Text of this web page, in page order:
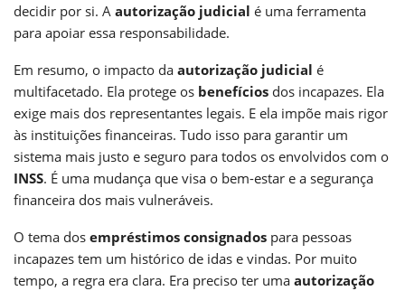
decidir por si. A autorização judicial é uma ferramenta
para apoiar essa responsabilidade.
Em resumo, o impacto da autorização judicial é
multifacetado. Ela protege os benefícios dos incapazes. Ela
exige mais dos representantes legais. E ela impõe mais rigor
às instituições financeiras. Tudo isso para garantir um
sistema mais justo e seguro para todos os envolvidos com o
INSS. É uma mudança que visa o bem-estar e a segurança
financeira dos mais vulneráveis.
O tema dos empréstimos consignados para pessoas
incapazes tem um histórico de idas e vindas. Por muito
tempo, a regra era clara. Era preciso ter uma autorização